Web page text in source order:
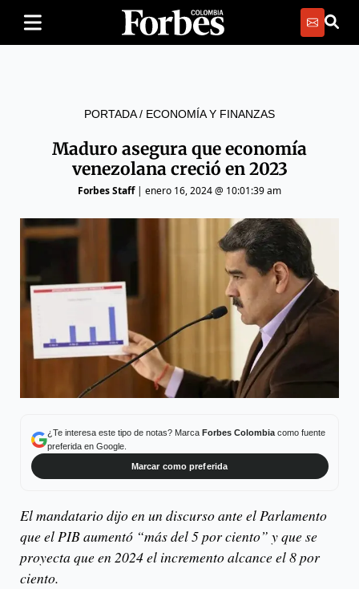
PORTADA/ ECONOMÍA Y FINANZAS
Maduro asegura que economía
venezolana creció en 2023
Forbes Staff| enero 16, 2024 @ 10:01:39 am
¿Te interesa este tipo de notas? Marca Forbes Colombiacomo fuente
preferida en Google.
Marcar como preferida
El mandatario dijo en un discurso ante el Parlamento
que el PIB aumentó “más del 5 por ciento” y que se
proyecta que en 2024 el incremento alcance el 8 por
ciento.